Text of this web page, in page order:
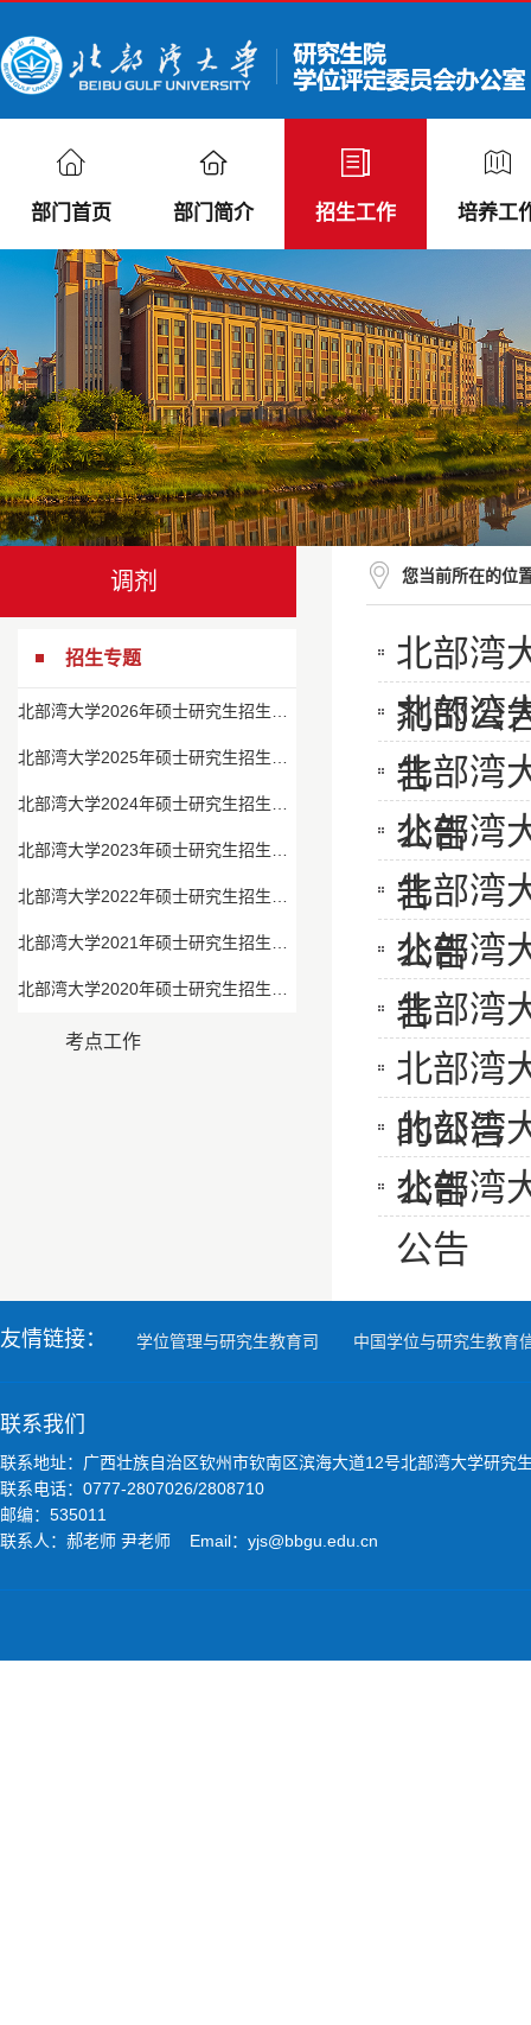
部门首页 部门简介 招生工作 培养工
调剂
招生专题
考点工作
您当前所在的位
北部湾
剂的公
北部湾
告
北部湾
公告
北部湾
告
北部湾
公告
北部湾
告
北部湾
北部湾
的公告
北部湾
公告
北部湾
公告
友情链接： 学位管理与研究生教育司 中国学位与研究生教育
联系我们
联系地址：广西壮族自治区钦州市钦南区滨海大道12号北部湾大学研究
联系电话：0777-2807026/2808710
邮编：535011
联系人：郝老师 尹老师 Email：yjs@bbgu.edu.cn